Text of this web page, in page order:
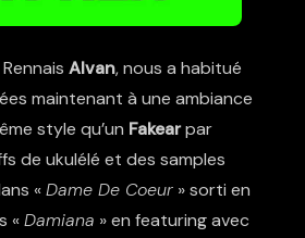
Alvan, nous a habitué
maintenant à une ambiance
style qu’un Fakearpar
de ukulélé et des samples
«Dame De Coeur» sorti en
«Damiana » en featuring avec